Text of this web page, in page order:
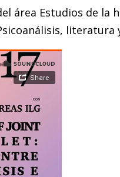
área Estudios de
literatura